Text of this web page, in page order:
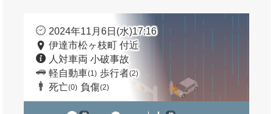
2024年11月6日(水)17:16
伊達市松ヶ枝町 付近
人対車両 小破事故
軽自動車(1) 歩行者(2)
死亡(0) 負傷(2)